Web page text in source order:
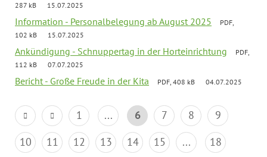
287 kB
15.07.2025
Information - Personalbelegung ab August 2025
PDF,
102 kB
15.07.2025
Ankündigung - Schnuppertag in der Horteinrichtung
PDF,
112 kB
07.07.2025
Bericht - Große Freude in der Kita PDF, 408 kB 04.07.2025
1 ... 6 7 8
9
10
11 12 13 14 15 ... 18